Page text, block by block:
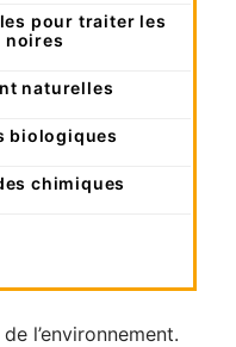
pour traiter les
noires
naturelles
biologiques
chimiques
l’environnement.